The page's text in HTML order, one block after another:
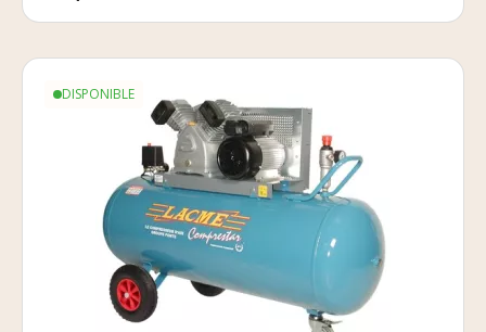
DISPONIBLE